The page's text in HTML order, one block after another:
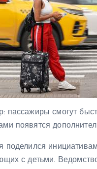
пассажиры смогут
появятся
поделился
с детьми.